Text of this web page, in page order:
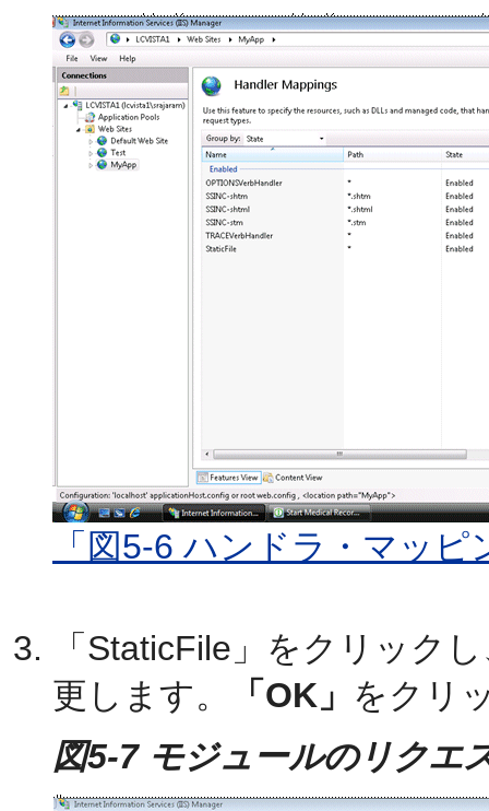
「図5-6 ハンドラ・マッ
「StaticFile」をクリック
更します。
「OK」 をクリ
図5-7 モジュールのリクエ